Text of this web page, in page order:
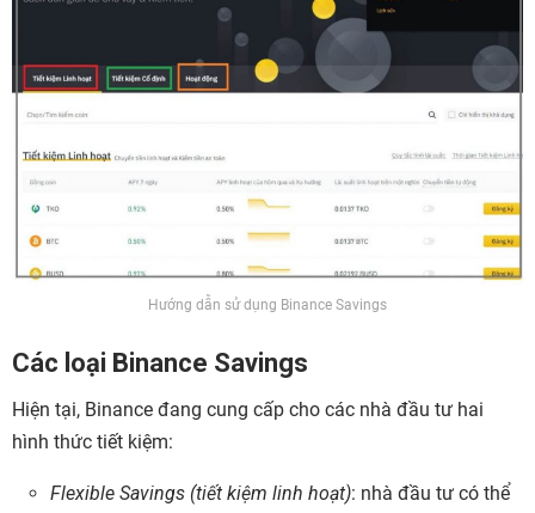
Hướng dẫn sử dụng Binance Savings
Các loại Binance Savings
Hiện tại, Binance đang cung cấp cho các nhà đầu tư hai
hình thức tiết kiệm:
Flexible Savings (tiết kiệm linh hoạt): nhà đầu tư có thể